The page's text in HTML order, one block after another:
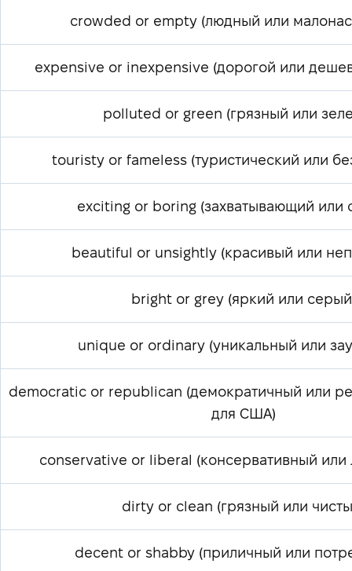
crowded or empty (людный или
expensive or inexpensive (дорогой или
polluted or green (грязный или
touristy or fameless (туристический или
exciting or boring (захватывающий или
beautiful or unsightly (красивый или
bright or grey (яркий или
unique or ordinary (уникальный или
democratic or republican (демократичный или
для США)
conservative or liberal (консервативный или
dirty or clean (грязный или
decent or shabby (приличный или